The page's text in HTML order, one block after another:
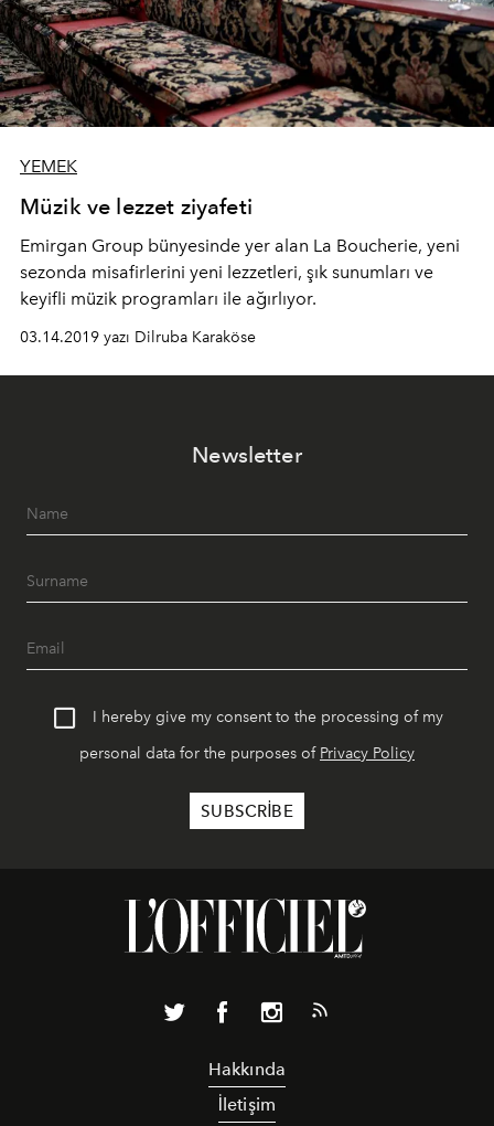
YEMEK
Müzik ve lezzet ziyafeti
Emirgan Group bünyesinde yer alan La Boucherie, yeni
sezonda misafirlerini yeni lezzetleri, şık sunumları ve
keyifli müzik programları ile ağırlıyor.
03.14.2019 yazı Dilruba Karaköse
Newsletter
I hereby give my consent to the processing of my
personal data for the purposes of Privacy Policy
Hakkında
İletişim